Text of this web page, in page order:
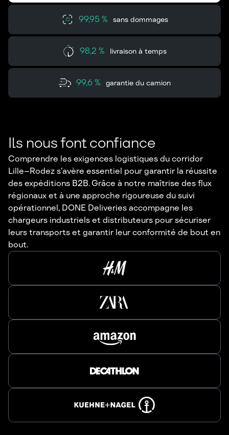
99,95 % sans dommages
98,2 % livraison à temps
99,6 % garantie du camion
Ils nous font confiance
Comprendre les exigences logistiques du corridor
Lille–Rodez s’avère essentiel pour garantir la réussite
des expéditions B2B. Grâce à notre maîtrise des flux
régionaux et à une approche rigoureuse du suivi
opérationnel, DONE Deliveries accompagne les
chargeurs industriels et distributeurs pour sécuriser
leurs transports et garantir leur conformité de bout en
bout.